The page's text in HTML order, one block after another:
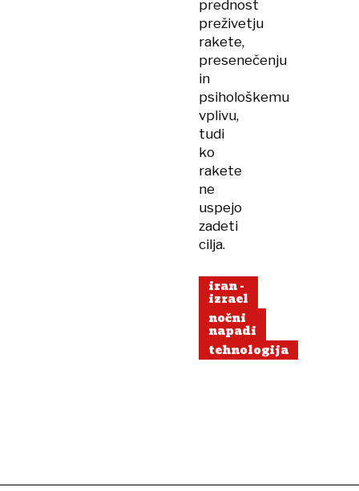
prednost
preživetju
rakete,
presenečenju
in
psihološkemu
vplivu,
tudi
ko
rakete
ne
uspejo
zadeti
cilja.
iran -
izrael
nočni
napadi
tehnologija